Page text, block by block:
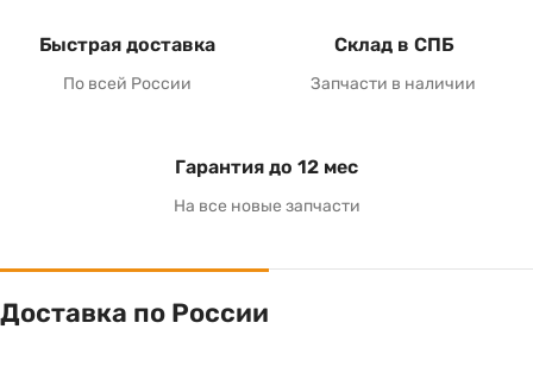
Быстрая доставка
По всей России
Склад в СПБ
Запчасти в наличии
Гарантия до 12 мес
На все новые запчасти
Доставка по России